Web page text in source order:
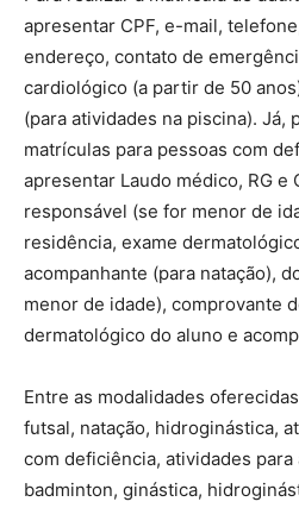
apresentar CPF, e-mail,
endereço, contato de
cardiológico (a partir de 50
(para atividades na piscina). Já,
matrículas para pessoas com
apresentar Laudo médico, RG e
responsável (se for menor de
residência, exame
acompanhante (para natação),
menor de idade), comprovante
dermatológico do aluno e
Entre as modalidades
futsal, natação, hidroginástica,
com deficiência, atividades
badminton, ginástica,